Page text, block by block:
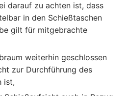
darauf zu achten ist, dass
in den Schießtaschen
gilt für mitgebrachte
weiterhin geschlossen
zur Durchführung des
ist,